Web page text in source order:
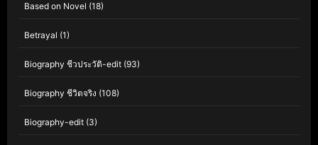
Based on Novel (18)
Betrayal (1)
Biography ชีวประวัติ-edit (93)
Biography ชีวิตจริง (108)
Biography-edit (3)